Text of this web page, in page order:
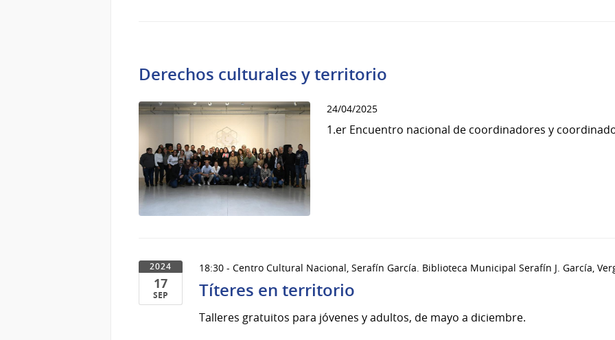
Derechos culturales y territorio
24/04/2025
1.er Encuentro nacional de coordinadores y
2024
17
SEP
18:30 - Centro Cultural Nacional, Serafín García. Biblioteca Municipal Serafín J. García,
Títeres en territorio
Talleres gratuitos para jóvenes y adultos, de mayo a diciembre.